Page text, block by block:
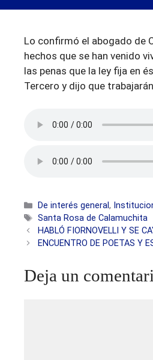
Lo confirmó el abogado de
hechos que se han venido
las penas que la ley fija en
Tercero y dijo que
Categorías
De interés general,
Etiquetas
Santa Rosa de Calamuchita
HABLÓ FIORNOVELLI Y SE
ENCUENTRO DE POETAS Y
Deja un